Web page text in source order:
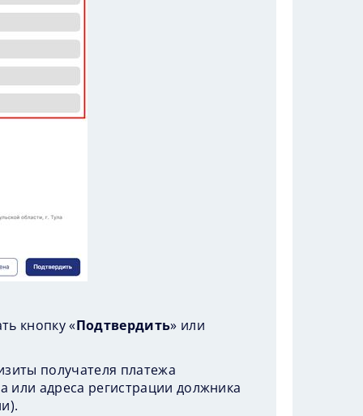
кнопку «Подтвердить» или
получателя платежа
или адреса регистрации должника